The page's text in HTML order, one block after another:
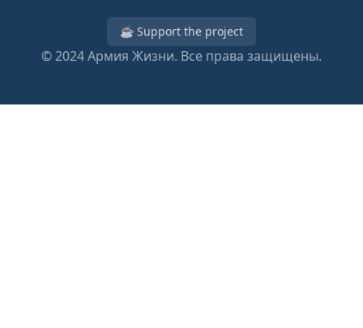
☕ Support the project
© 2024Армия Жизни. Все права защищены.